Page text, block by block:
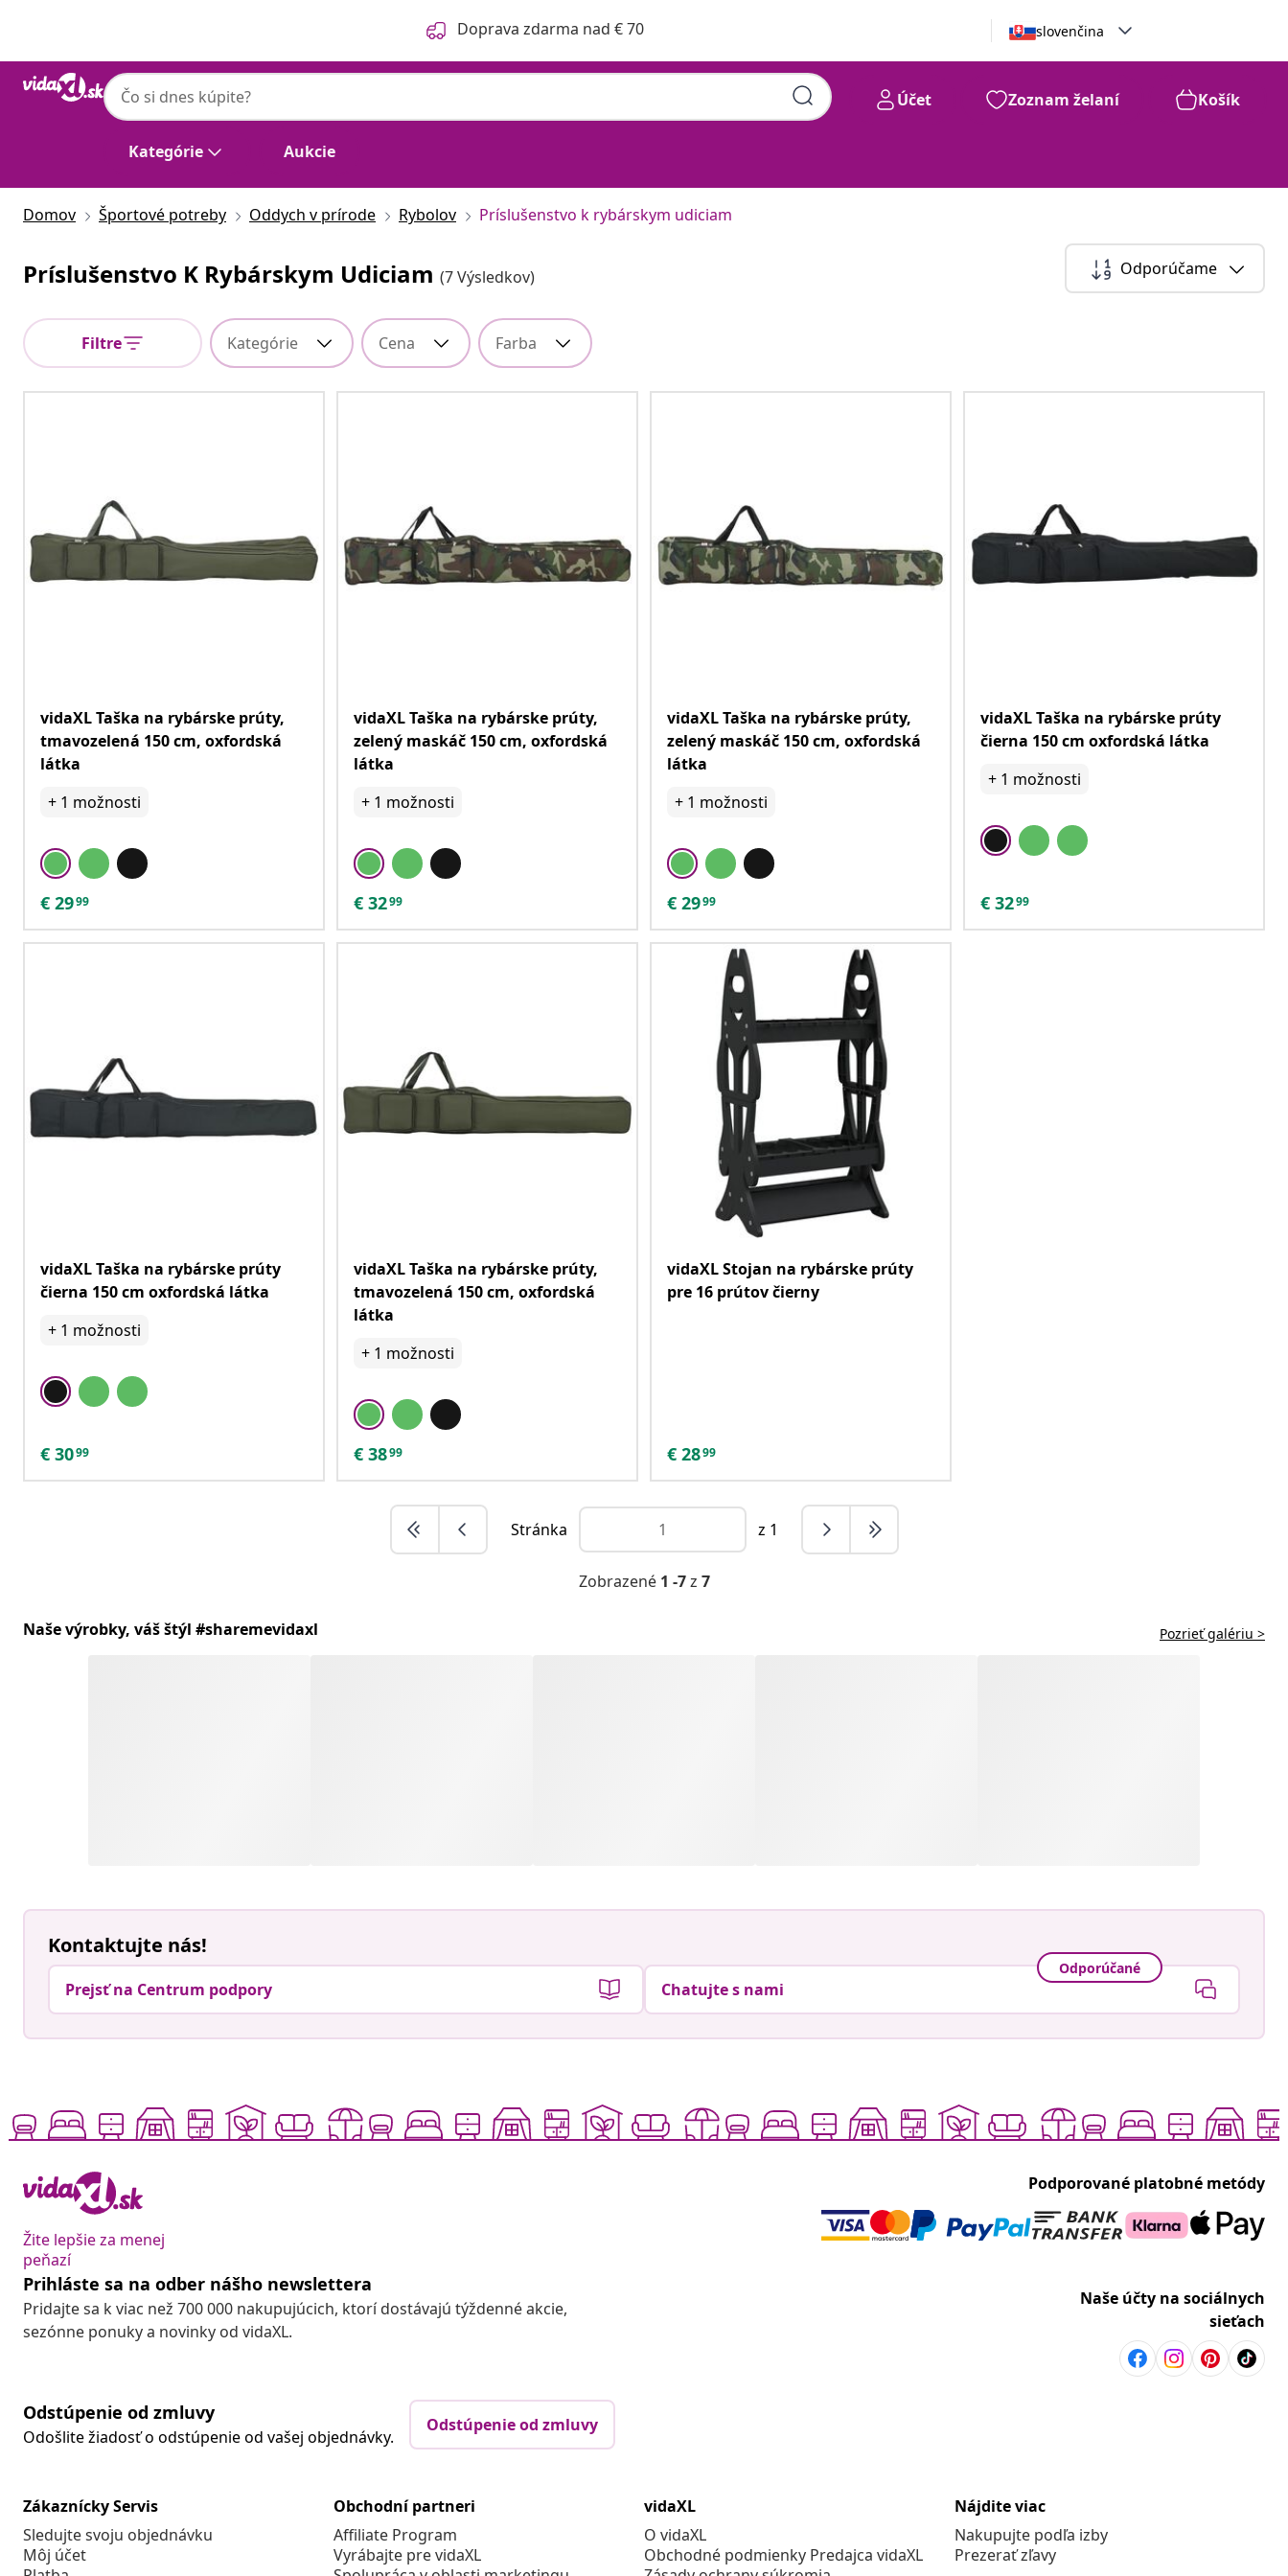
Doprava zdarma nad € 70 slovenčina
Kategórie Aukcie
Účet Zoznam želaní Košík
Domov Športové potreby Oddych v prírode Rybolov Príslušenstvo k rybárskym udiciam
Príslušenstvo K Rybárskym Udiciam (7 Výsledkov) Odporúčame
Filtre Kategórie Cena Farba
vidaXL Taška na rybárske prúty,
tmavozelená 150 cm, oxfordská
látka
+ 1 možnosti
€ 2999
vidaXL Taška na rybárske prúty,
zelený maskáč 150 cm, oxfordská
látka
+ 1 možnosti
€ 3299
vidaXL Taška na rybárske prúty,
zelený maskáč 150 cm, oxfordská
látka
+ 1 možnosti
€ 2999
vidaXL Taška na rybárske prúty
čierna 150 cm oxfordská látka
+ 1 možnosti
€ 3299
vidaXL Taška na rybárske prúty
čierna 150 cm oxfordská látka
+ 1 možnosti
€ 3099
vidaXL Taška na rybárske prúty,
tmavozelená 150 cm, oxfordská
látka
+ 1 možnosti
€ 3899
vidaXL Stojan na rybárske prúty
pre 16 prútov čierny
€ 2899
Stránka z 1
Zobrazené 1 -7z 7
Naše výrobky, váš štýl #sharemevidaxl Pozrieť galériu >
Kontaktujte nás!
Prejsť na Centrum podpory
Odporúčané
Chatujte s nami
Žite lepšie za menej
peňazí
Podporované platobné metódy
Prihláste sa na odber nášho newslettera
Pridajte sa k viac než 700 000 nakupujúcich, ktorí dostávajú týždenné akcie,
sezónne ponuky a novinky od vidaXL.
Naše účty na sociálnych
sieťach
Odstúpenie od zmluvy
Odošlite žiadosť o odstúpenie od vašej objednávky.
Odstúpenie od zmluvy
Zákaznícky Servis
Sledujte svoju objednávku
Môj účet
Obchodní partneri
Affiliate Program
Vyrábajte pre vidaXL
vidaXL
O vidaXL
Obchodné podmienky Predajca vidaXL
Nájdite viac
Nakupujte podľa izby
Prezerať zľavy